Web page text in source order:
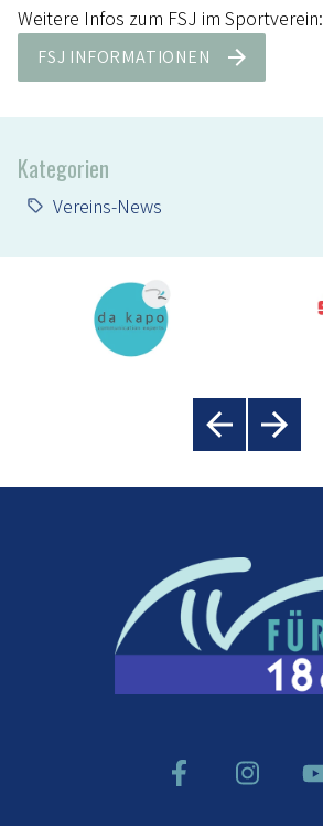
Weitere Infos zum FSJ im Sportverein:
FSJ INFORMATIONEN
Kategorien
Vereins-News